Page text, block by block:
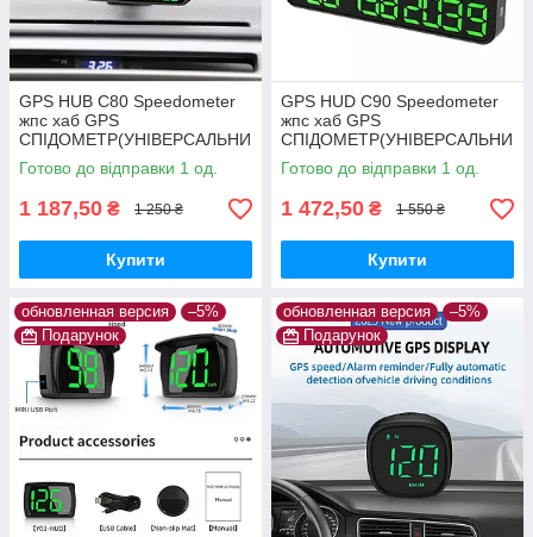
GPS HUB C80 Speedometer
жпс хаб GPS
СПІДОМЕТР(УНІВЕРСАЛЬНИ
Й)
Готово до відправки 1 од.
1 187,50 ₴ 1 250 ₴
Купити
GPS HUD C90 Speedometer
жпс хаб GPS
СПІДОМЕТР(УНІВЕРСАЛЬНИ
Й)
Готово до відправки 1 од.
1 472,50 ₴ 1 550 ₴
Купити
обновленная версия
–5%
Подарунок
обновленная версия
–5%
Подарунок